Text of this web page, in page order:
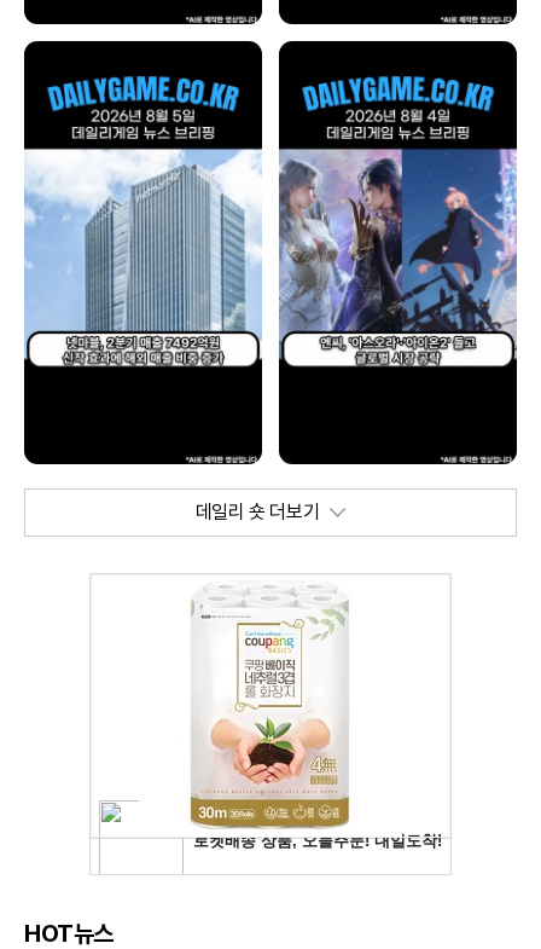
데일리 숏 더보기
HOT뉴스